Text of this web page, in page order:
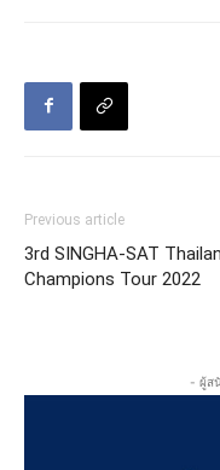
Previous article
3rd SINGHA-SAT
Champions Tour 2022
- ผู้ส